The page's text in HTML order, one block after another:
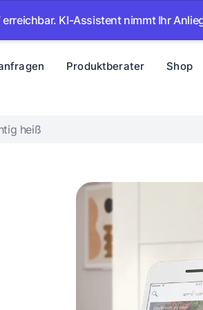
KI-Assistent nimmt Ihr Anliegen auf –
Produktberater Shop
heiß